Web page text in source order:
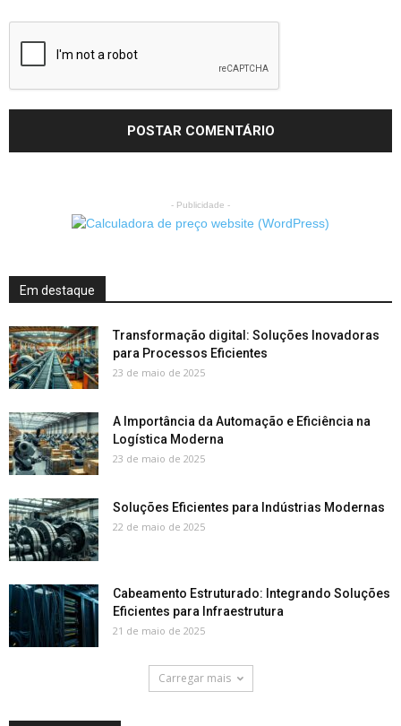
- Publicidade -
Em destaque
Transformação digital: Soluções Inovadoras
para Processos Eficientes
23 de maio de 2025
A Importância da Automação e Eficiência na
Logística Moderna
23 de maio de 2025
Soluções Eficientes para Indústrias Modernas
22 de maio de 2025
Cabeamento Estruturado: Integrando Soluções
Eficientes para Infraestrutura
21 de maio de 2025
Carregar mais